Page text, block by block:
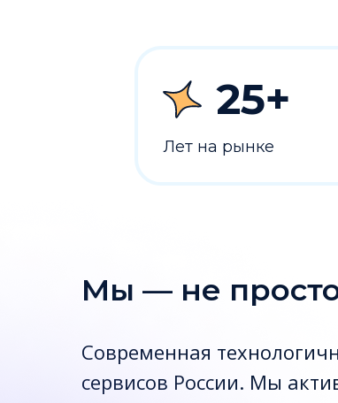
Лет на рынке
25+
Мы — не
Cовременная
сервисов России. Мы